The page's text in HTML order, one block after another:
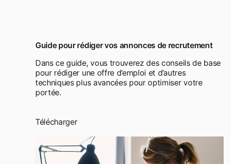
Guide pour rédiger vos annonces de recrutement
Dans ce guide, vous trouverez des conseils de base
pour rédiger une offre d’emploi et d’autres
techniques plus avancées pour optimiser votre
portée.
Télécharger